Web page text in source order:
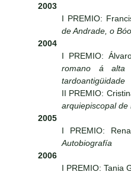
2003
I PREMIO:
de Andrade, o Bóo
2004
I PREMIO:
romano á alta
tardoantigüidade
II PREMIO:
arquiepiscopal
2005
I PREMIO:
Autobiografía
2006
I PREMIO: Tania